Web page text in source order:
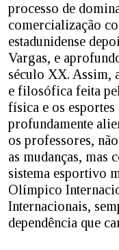
processo de
comercialização
estadunidense
Vargas, e
século XX. Assim,
e filosófica feita
física e os esportes
profundamente
os professores,
as mudanças, mas
sistema esportivo
Olímpico
Internacionais,
dependência que